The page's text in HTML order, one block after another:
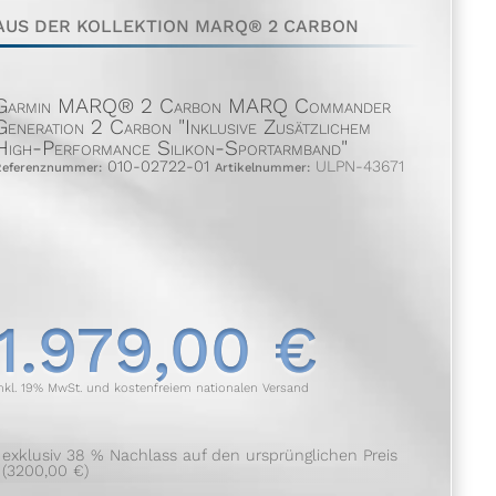
DER KOLLEKTION MARQ® 2 CARBON
MARQ® 2 Carbon MARQ Commander
2 Carbon "inklusive Zusätzlichem
Performance Silikon-Sportarmband"
010-02722-01 Artikelnummer:ULPN-43671
€
19% MwSt. und kostenfreiem nationalen Versand
exklusiv 38 % Nachlass auf den ursprünglichen Preis
(3200,00 €)